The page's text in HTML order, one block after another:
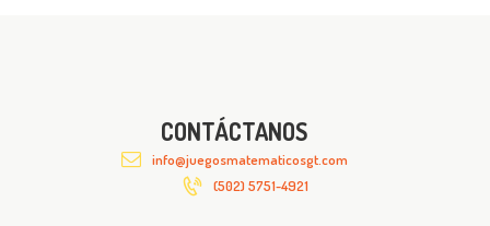
CONTÁCTANOS
info@juegosmatematicosgt.com
(502) 5751-4921